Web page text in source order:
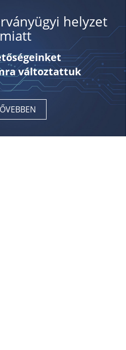
helyzet
miatt
változtattuk